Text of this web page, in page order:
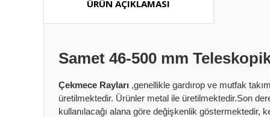
ÜRÜN AÇIKLAMASI
Samet 46-500 mm
Çekmece Rayları ,genellikle gardırop ve mutfak
üretilmektedir. Ürünler metal ile üretilmektedir.Son
kullanılacağı alana göre değişkenlik göstermektedir,